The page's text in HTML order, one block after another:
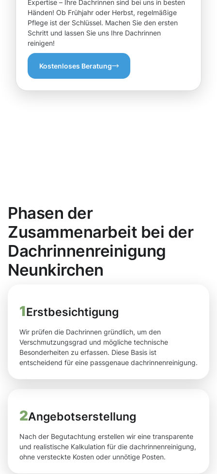
Expertise – Ihre Dachrinnen sind bei uns in besten
Händen! Ob Frühjahr oder Herbst, regelmäßige
Pflege ist der Schlüssel. Machen Sie den ersten
Schritt und lassen Sie uns Ihre Dachrinnen
reinigen!
Kostenloses Beratung
Phasen der
Zusammenarbeit bei der
Dachrinnenreinigung
Neunkirchen
1Erstbesichtigung
Wir prüfen die Dachrinnen gründlich, um den
Verschmutzungsgrad und mögliche technische
Besonderheiten zu erfassen. Diese Basis ist
entscheidend für eine passgenaue dachrinnenreinigung.
2Angebotserstellung
Nach der Begutachtung erstellen wir eine transparente
und realistische Kalkulation für die dachrinnenreinigung,
ohne versteckte Kosten oder unnötige Posten.